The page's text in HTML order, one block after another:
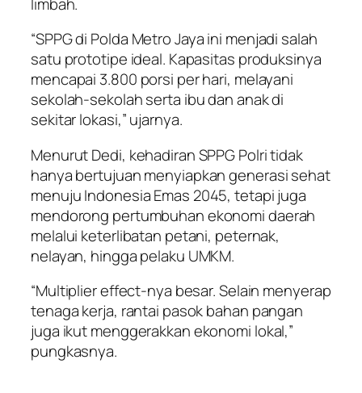
“SPPG di Polda Metro Jaya ini menjadi salah
satu prototipe ideal. Kapasitas produksinya
mencapai 3.800 porsi per hari, melayani
sekolah-sekolah serta ibu dan anak di
sekitar lokasi,” ujarnya.
Menurut Dedi, kehadiran SPPG Polri tidak
hanya bertujuan menyiapkan generasi sehat
menuju Indonesia Emas 2045, tetapi juga
mendorong pertumbuhan ekonomi daerah
melalui keterlibatan petani, peternak,
nelayan, hingga pelaku UMKM.
“Multiplier effect-nya besar. Selain menyerap
tenaga kerja, rantai pasok bahan pangan
juga ikut menggerakkan ekonomi lokal,”
pungkasnya.